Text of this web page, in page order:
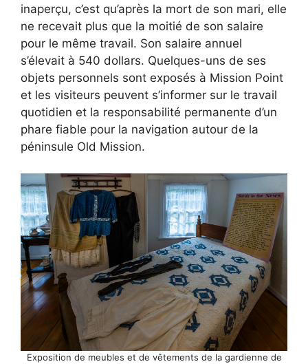
inaperçu, c’est qu’après la mort de son mari, elle
ne recevait plus que la moitié de son salaire
pour le même travail. Son salaire annuel
s’élevait à 540 dollars. Quelques-uns de ses
objets personnels sont exposés à Mission Point
et les visiteurs peuvent s’informer sur le travail
quotidien et la responsabilité permanente d’un
phare fiable pour la navigation autour de la
péninsule Old Mission.
Exposition de meubles et de vêtements de la gardienne de